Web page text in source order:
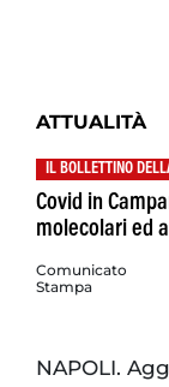
ATTUALITÀ
IL BOLLETTINO
Covid in
molecolari ed
Comunicato
Stampa
NAPOLI.